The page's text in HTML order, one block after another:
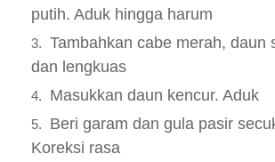
putih. Aduk hingga harum
Tambahkan cabe merah, daun
dan lengkuas
Masukkan daun kencur. Aduk
Beri garam dan gula pasir
Koreksi rasa